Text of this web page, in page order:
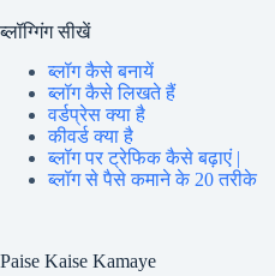
ब्लॉग्गिंग सीखें
ब्लॉग कैसे बनायें
ब्लॉग कैसे लिखते हैं
वर्डप्रेस क्या है
कीवर्ड क्या है
ब्लॉग पर ट्रेफिक कैसे बढ़ाएं |
ब्लॉग से पैसे कमाने के 20 तरीके
Paise Kaise Kamaye